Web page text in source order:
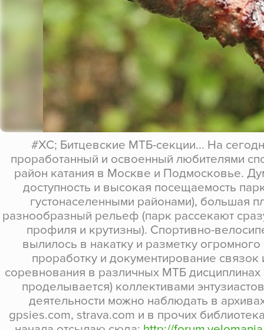
#XC; Битцевские МТБ-секции... На
проработанный и освоенный любителями
район катания в Москве и Подмосковье.
доступность и высокая посещаемость
густонаселенными районами), большая
разнообразный рельеф (парк рассекают
профиля и крутизны). Спортивно-
вылилось в накатку и разметку
проработку и документирование
соревнования в различных МТБ
проделывается) коллективами
деятельности можно наблюдать в
gpsies.com, strava.com и в прочих